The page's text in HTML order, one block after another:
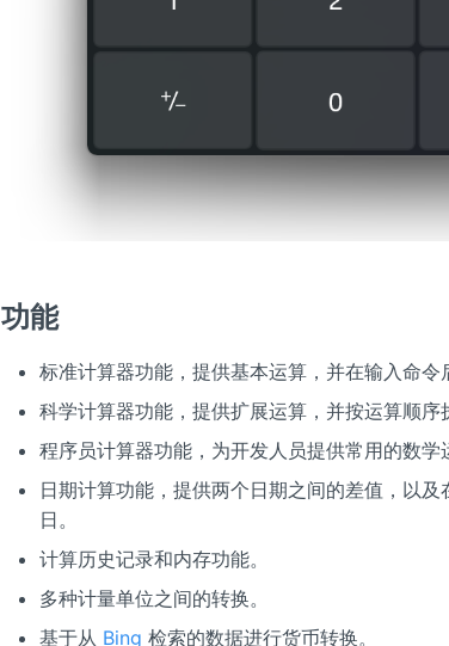
功能
标准计算器功能，提供基本运算，并在输入命令
科学计算器功能，提供扩展运算，并按运算顺序
程序员计算器功能，为开发人员提供常用的数学
日期计算功能，提供两个日期之间的差值，以
日。
计算历史记录和内存功能。
多种计量单位之间的转换。
基于从 Bing 检索的数据进行货币转换。